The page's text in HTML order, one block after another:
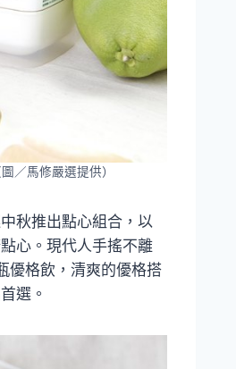
／馬修嚴選提供）
秋推出點心組合，以
心。現代人手搖不離
優格飲，清爽的優格搭
選。